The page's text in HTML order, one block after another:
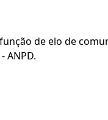
de elo de
ANPD.